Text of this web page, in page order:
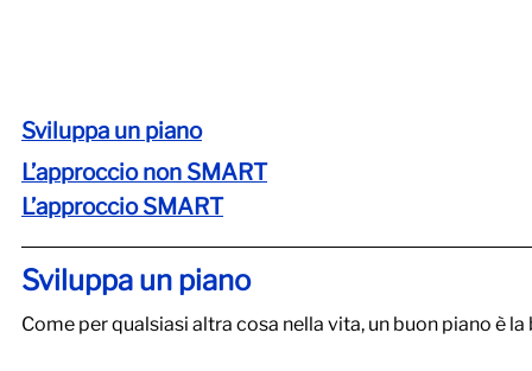
Sviluppa un piano
L’approccio non SMART
L’approccio SMART
Sviluppa un piano
Come per qualsiasi altra cosa nella vita, un buon piano è